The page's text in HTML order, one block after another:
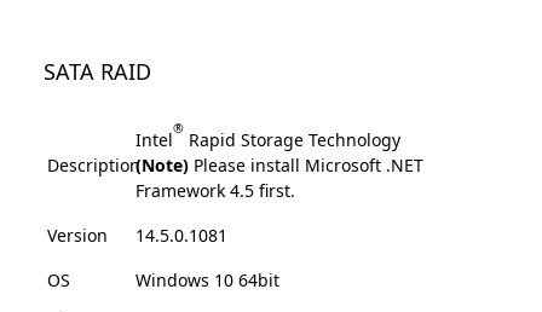
SATA RAID
Description
Intel® Rapid Storage Technology
(Note) Please install Microsoft .NET
Framework 4.5 first.
Version
14.5.0.1081
OS
Windows 10 64bit